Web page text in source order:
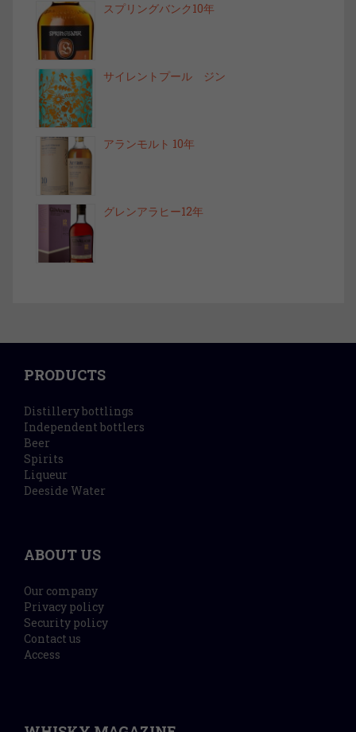
スプリングバンク10年
サイレントプール ジン
アランモルト 10年
グレンアラヒー12年
PRODUCTS
Distillery bottlings
Independent bottlers
Beer
Spirits
Liqueur
Deeside Water
ABOUT US
Our company
Privacy policy
Security policy
Contact us
Access